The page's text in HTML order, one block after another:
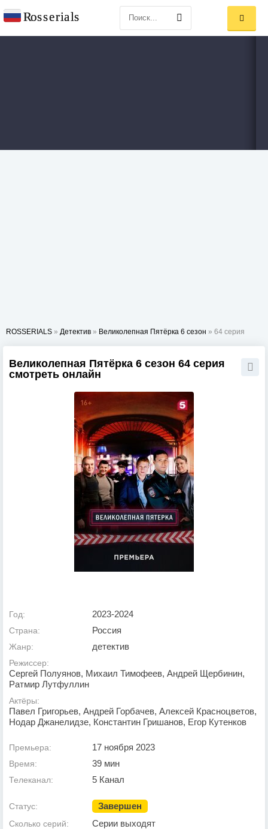
ROSSERIALS » Детектив » Великолепная Пятёрка 6 сезон » 64 серия
Великолепная Пятёрка 6 сезон 64 серия
смотреть онлайн
Год: 2023-2024
Страна: Россия
Жанр: детектив
Режиссер:
Сергей Полуянов, Михаил Тимофеев, Андрей Щербинин,
Ратмир Лутфуллин
Актёры:
Павел Григорьев, Андрей Горбачев, Алексей Красноцветов,
Нодар Джанелидзе, Константин Гришанов, Егор Кутенков
Премьера: 17 ноября 2023
Время: 39 мин
Телеканал: 5 Канал
Статус: Завершен
Сколько серий: Серии выходят